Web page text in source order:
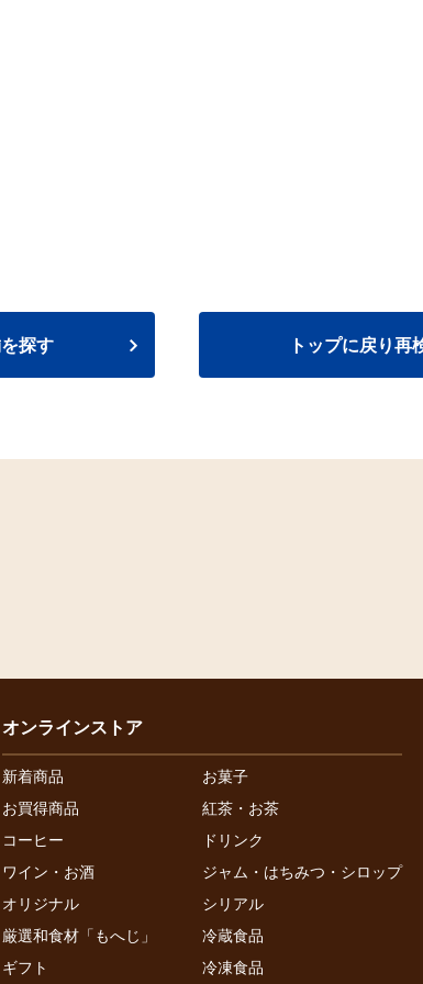
トップに戻り再
探す
オンラインストア
新着商品
お菓子
お買得商品
紅茶・お茶
コーヒー
ドリンク
ワイン・お酒
ジャム・はちみつ・シロップ
オリジナル
シリアル
厳選和食材「もへじ」
冷蔵食品
ギフト
冷凍食品